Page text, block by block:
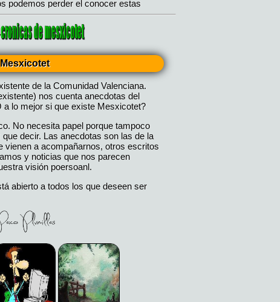
Mesxicotet
de la Comunidad Valenciana.
nos cuenta anecdotas del
lo mejor si que existe Mesxicotet?
No necesita papel porque tampoco
decir. Las anecdotas son las de la
vienen a acompañarnos, otros escritos
y noticias que nos parecen
visión poersoanl.
abierto a todos los que deseen ser